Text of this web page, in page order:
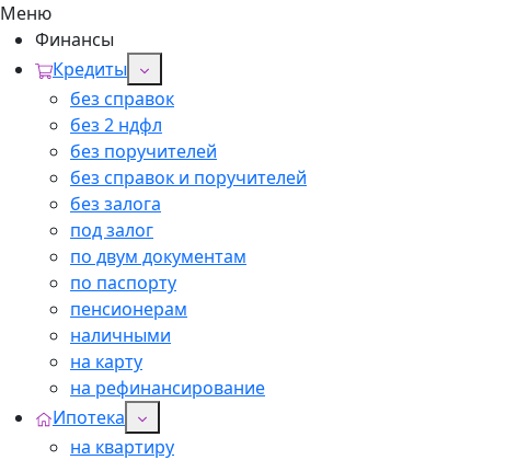
Меню
Финансы
Кредиты
без справок
без 2 ндфл
без поручителей
без справок и поручителей
без залога
под залог
по двум документам
по паспорту
пенсионерам
наличными
на карту
на рефинансирование
Ипотека
на квартиру